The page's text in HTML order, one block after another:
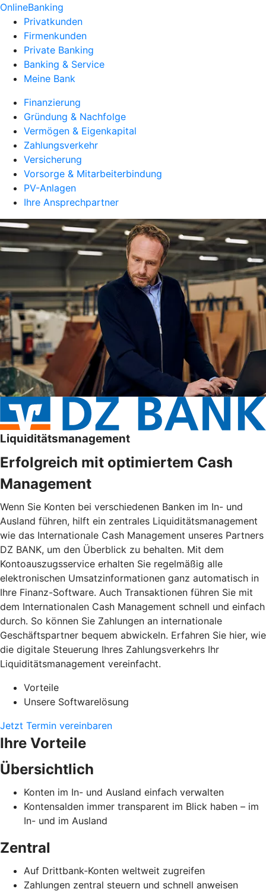
OnlineBanking
Privatkunden
Firmenkunden
Private Banking
Banking & Service
Meine Bank
Finanzierung
Gründung & Nachfolge
Vermögen & Eigenkapital
Zahlungsverkehr
Versicherung
Vorsorge & Mitarbeiterbindung
PV-Anlagen
Ihre Ansprechpartner
Liquiditätsmanagement
Erfolgreich mit optimiertem Cash
Management
Wenn Sie Konten bei verschiedenen Banken im In- und
Ausland führen, hilft ein zentrales Liquiditätsmanagement
wie das Internationale Cash Management unseres Partners
DZ BANK, um den Überblick zu behalten. Mit dem
Kontoauszugsservice erhalten Sie regelmäßig alle
elektronischen Umsatzinformationen ganz automatisch in
Ihre Finanz-Software. Auch Transaktionen führen Sie mit
dem Internationalen Cash Management schnell und einfach
durch. So können Sie Zahlungen an internationale
Geschäftspartner bequem abwickeln. Erfahren Sie hier, wie
die digitale Steuerung Ihres Zahlungsverkehrs Ihr
Liquiditätsmanagement vereinfacht.
Vorteile
Unsere Softwarelösung
Jetzt Termin vereinbaren
Ihre Vorteile
Übersichtlich
Konten im In- und Ausland einfach verwalten
Kontensalden immer transparent im Blick haben – im
In- und im Ausland
Zentral
Auf Drittbank-Konten weltweit zugreifen
Zahlungen zentral steuern und schnell anweisen